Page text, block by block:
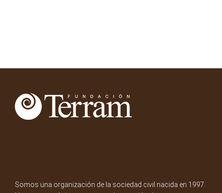
Somos una organización de la sociedad civil nacida en 1997.